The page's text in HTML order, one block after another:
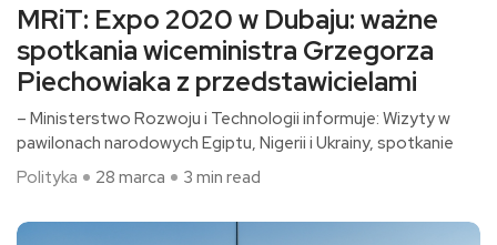
MRiT: Expo 2020 w Dubaju: ważne
spotkania wiceministra Grzegorza
Piechowiaka z przedstawicielami
– Ministerstwo Rozwoju i Technologii informuje: Wizyty w
pawilonach narodowych Egiptu, Nigerii i Ukrainy, spotkanie
Polityka
28 marca 3 min read